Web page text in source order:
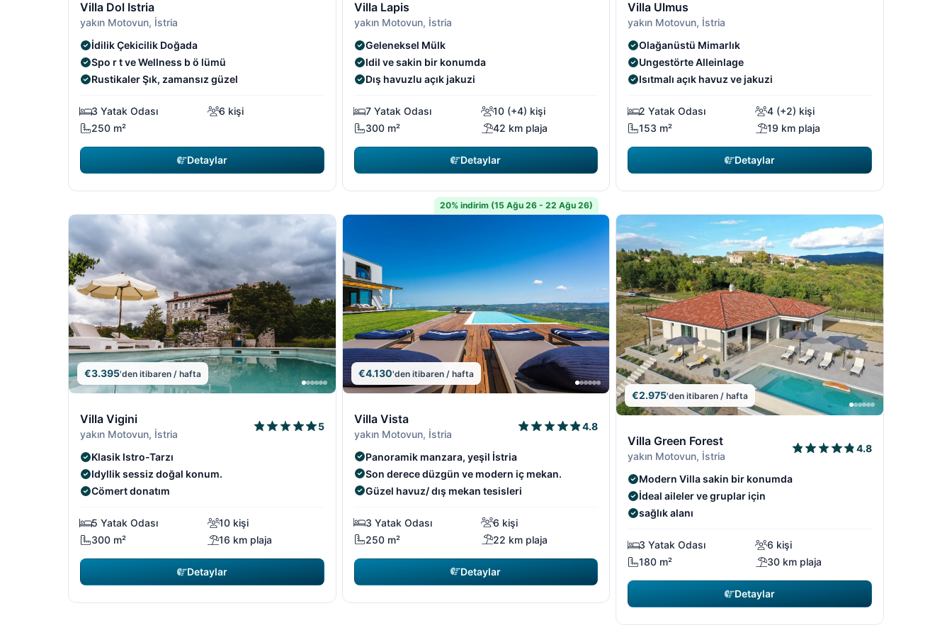
Villa Dol Istria
yakın Motovun, İstria
İdilik Çekicilik Doğada
Spo r t ve Wellness b ö lümü
Rustikaler Şık, zamansız güzel
3 Yatak Odası
6 kişi
250 m²
Detaylar
Villa Lapis
yakın Motovun, İstria
Geleneksel Mülk
Idil ve sakin bir konumda
Dış havuzlu açık jakuzi
7 Yatak Odası
10 (+4) kişi
300 m²
42 km plaja
Detaylar
Villa Ulmus
yakın Motovun, İstria
Olağanüstü Mimarlık
Ungestörte Alleinlage
Isıtmalı açık havuz ve jakuzi
2 Yatak Odası
4 (+2) kişi
153 m²
19 km plaja
Detaylar
13/19
€3.395'den itibaren / hafta
Villa Vigini
yakın Motovun, İstria
5
Klasik Istro-Tarzı
Idyllik sessiz doğal konum.
Cömert ​​donatım
5 Yatak Odası
10 kişi
300 m²
16 km plaja
Detaylar
20% indirim (15 Ağu 26 - 22 Ağu 26)
14/19
€4.130'den itibaren / hafta
Villa Vista
yakın Motovun, İstria
4.8
Panoramik manzara, yeşil İstria
Son derece düzgün ve modern iç mekan.
Güzel havuz/ dış mekan tesisleri
3 Yatak Odası
6 kişi
250 m²
22 km plaja
Detaylar
€2.975'den itibaren / hafta
Villa Green Forest
yakın Motovun, İstria
4.8
Modern Villa sakin bir konumda
İdeal aileler ve gruplar için
sağlık alanı
3 Yatak Odası
6 kişi
180 m²
30 km plaja
Detaylar